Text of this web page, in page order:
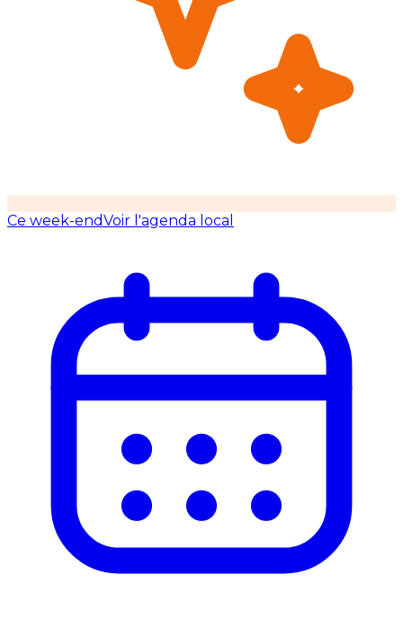
Ce week-endVoir l'agenda local